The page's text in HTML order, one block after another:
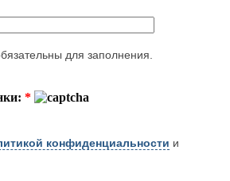
для заполнения.
*
конфиденциальности и